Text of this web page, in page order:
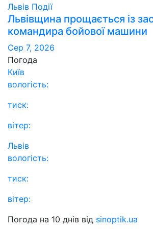
Львів Події
Львівщина прощається із
командира бойової машини
Сер 7, 2026
Погода
Київ
вологість:
тиск:
вітер:
Львів
вологість:
тиск:
вітер:
Погода на 10 днів від sinoptik.ua